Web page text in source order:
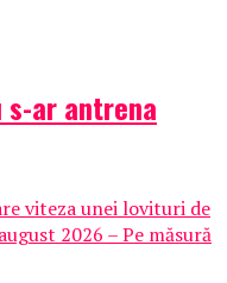
s-ar antrena
viteza unei lovituri de
2026 – Pe măsură